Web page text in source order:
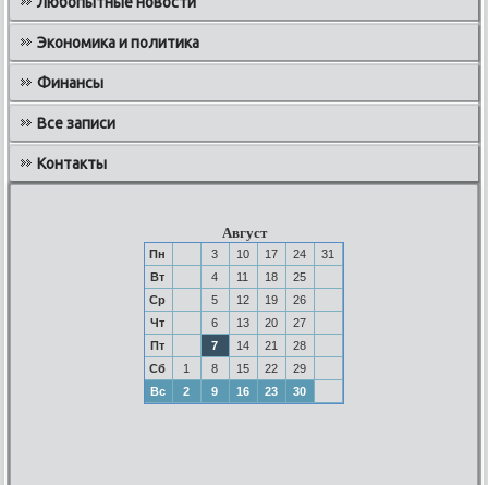
Экономика и политика
Финансы
Все записи
Контакты
Август
Пн 3 10 17 24
31
Вт
4 11 18
25
Ср
5 12 19
26
Чт
6 13 20
27
Пт
7 14 21
28
Сб
1 8 15 22
29
Вс
2 9 16 23 30